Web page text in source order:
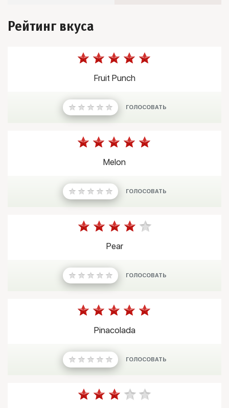
Рейтинг вкуса
Fruit Punch
ГОЛОСОВАТЬ
Melon
ГОЛОСОВАТЬ
Pear
ГОЛОСОВАТЬ
Pinacolada
ГОЛОСОВАТЬ